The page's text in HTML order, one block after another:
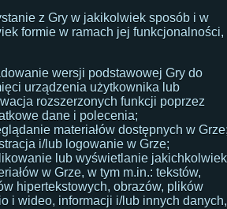
z Gry w jakikolwiek sposób i w
formie w ramach jej funkcjonalności,
wersji podstawowej Gry do
urządzenia użytkownika lub
rozszerzonych funkcji poprzez
dane i polecenia;
materiałów dostępnych w Grze;
i/lub logowanie w Grze;
lub wyświetlanie jakichkolwiek
w Grze, w tym m.in.: tekstów,
hipertekstowych, obrazów, plików
i wideo, informacji i/lub innych danych,